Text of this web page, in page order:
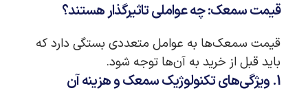
قیمت سمعک: چه عواملی تاثیرگذار هستند؟
قیمت سمعک‌ها به عوامل متعددی بستگی دارد که
باید قبل از خرید به آن‌ها توجه شود.
1. ویژگی‌های تکنولوژیک سمعک و هزینه آن